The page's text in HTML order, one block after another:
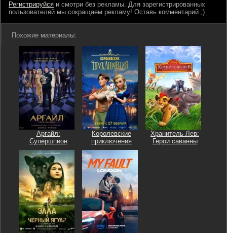
Регистрируйся и смотри без рекламы. Для зарегистрированных
пользователей мы сокращаем рекламу! Оставь комментарий ;)
Похожие материалы:
Аргайл:
Супершпион
Королевские
приключения
Хранитель Лев:
Герои саванны